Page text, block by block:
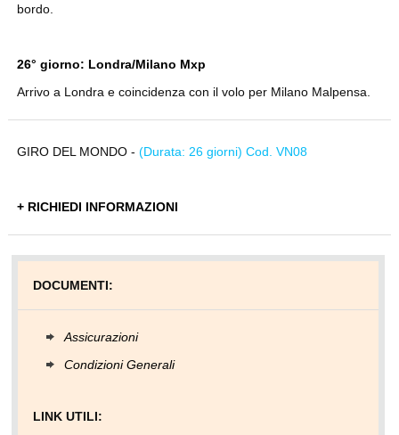
bordo.
26° giorno: Londra/Milano Mxp
Arrivo a Londra e coincidenza con il volo per Milano Malpensa.
GIRO DEL MONDO - (Durata: 26 giorni) Cod. VN08
+ RICHIEDI INFORMAZIONI
DOCUMENTI:
Assicurazioni
Condizioni Generali
LINK UTILI: